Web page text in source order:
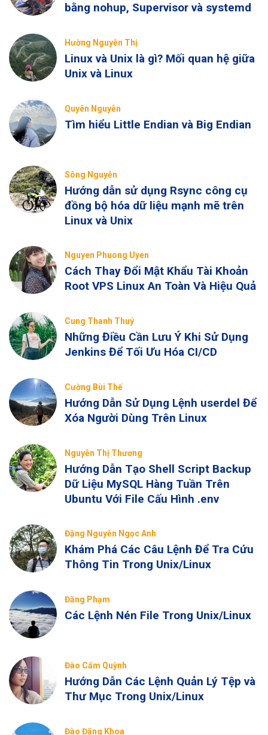
bằng nohup, Supervisor và systemd
Hường Nguyễn Thị
Linux và Unix là gì? Mối quan hệ giữa
Unix và Linux
Quyên Nguyễn
Tìm hiểu Little Endian và Big Endian
Sông Nguyễn
Hướng dẫn sử dụng Rsync công cụ
đồng bộ hóa dữ liệu mạnh mẽ trên
Linux và Unix
Nguyen Phuong Uyen
Cách Thay Đổi Mật Khẩu Tài Khoản
Root VPS Linux An Toàn Và Hiệu Quả
Cung Thanh Thuý
Những Điều Cần Lưu Ý Khi Sử Dụng
Jenkins Để Tối Ưu Hóa CI/CD
Cường Bùi Thế
Hướng Dẫn Sử Dụng Lệnh userdel Để
Xóa Người Dùng Trên Linux
Nguyễn Thị Thương
Hướng Dẫn Tạo Shell Script Backup
Dữ Liệu MySQL Hàng Tuần Trên
Ubuntu Với File Cấu Hình .env
Đặng Nguyễn Ngọc Anh
Khám Phá Các Câu Lệnh Để Tra Cứu
Thông Tin Trong Unix/Linux
Đăng Phạm
Các Lệnh Nén File Trong Unix/Linux
Đào Cẩm Quỳnh
Hướng Dẫn Các Lệnh Quản Lý Tệp và
Thư Mục Trong Unix/Linux
Đào Đăng Khoa